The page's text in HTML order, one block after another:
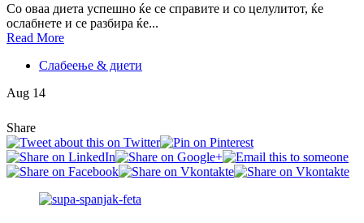
Со оваа диета успешно ќе се справите и со целулитот, ќе
ослабнете и се разбира ќе...
Read More
Слабеење & диети
Aug 14
Share